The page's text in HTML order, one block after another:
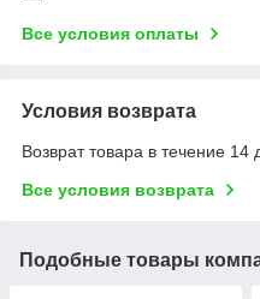
Все условия оплаты
Условия возврата
Возврат товара в течение 14
Все условия возврата
Подобные товары